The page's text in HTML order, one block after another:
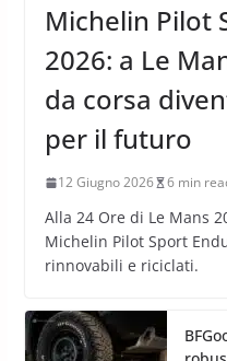
Michelin Pilot
2026: a Le
da corsa
per il futuro
12 Giugno 2026 6 min
Alla 24 Ore di Le Mans
Michelin Pilot Sport
rinnovabili e riciclati.